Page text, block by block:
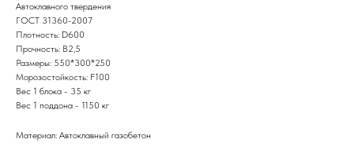
Автоклавного твердения
ГОСТ 31360-2007
Плотность: D600
Прочность: B2,5
Размеры: 550*300*250
Морозостойкость: F100
Вес 1 блока - 35 кг
Вес 1 поддона - 1150 кг
Материал: Автоклавный газобетон